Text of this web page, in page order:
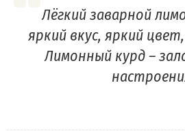
Лёгкий заварной
яркий вкус, яркий
Лимонный курд –